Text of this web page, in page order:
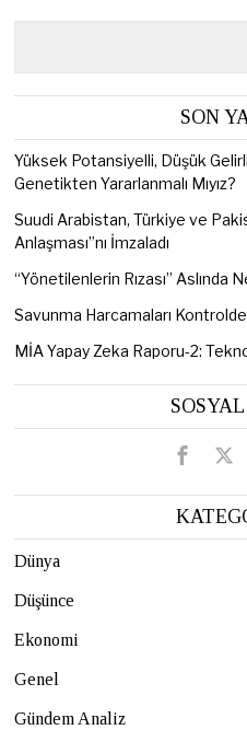
SON
Yüksek Potansiyelli, Düşük
Genetikten Yararlanmalı Mıyız?
Suudi Arabistan, Türkiye ve
Anlaşması”nı İmzaladı
“Yönetilenlerin Rızası” Aslında
Savunma Harcamaları
MİA Yapay Zeka Raporu-2:
Dünya
Düşünce
Ekonomi
Genel
Gündem Analiz